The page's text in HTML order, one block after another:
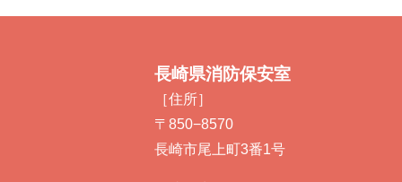
長崎県消防保安室
［住所］
〒850−8570
長崎市尾上町3番1号